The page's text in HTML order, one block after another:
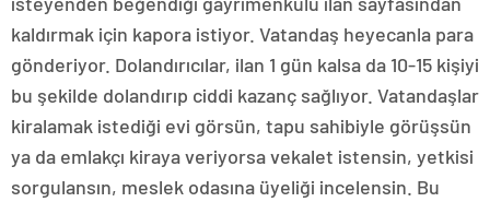
kaldırmak için kapora istiyor. Vatandaş heyecanla para
gönderiyor. Dolandırıcılar, ilan 1 gün kalsa da 10-15 kişiyi
bu şekilde dolandırıp ciddi kazanç sağlıyor. Vatandaşlar
kiralamak istediği evi görsün, tapu sahibiyle görüşsün
ya da emlakçı kiraya veriyorsa vekalet istensin, yetkisi
sorgulansın, meslek odasına üyeliği incelensin. Bu